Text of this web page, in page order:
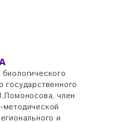
государственного
член
и